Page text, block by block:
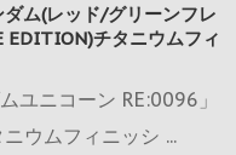
ム(レッド/グリーンフレ
EDITION)チタニウムフィ
ユニコーン RE:0096」
ウムフィニッシ ...